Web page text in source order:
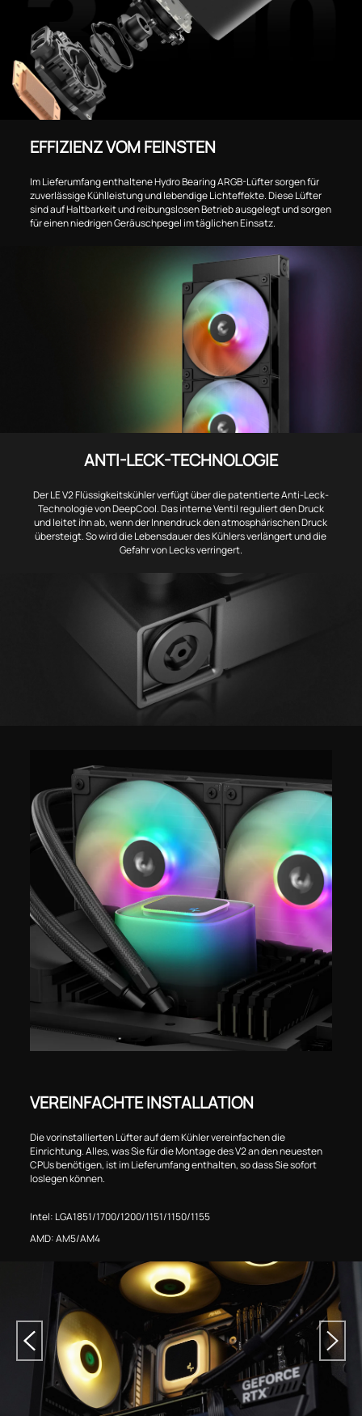
EFFIZIENZ VOM FEINSTEN
Im Lieferumfang enthaltene Hydro Bearing ARGB-Lüfter sorgen für
zuverlässige Kühlleistung und lebendige Lichteffekte. Diese Lüfter
sind auf Haltbarkeit und reibungslosen Betrieb ausgelegt und sorgen
für einen niedrigen Geräuschpegel im täglichen Einsatz.
ANTI-LECK-TECHNOLOGIE
Der LE V2 Flüssigkeitskühler verfügt über die patentierte Anti-Leck-
Technologie von DeepCool. Das interne Ventil reguliert den Druck
und leitet ihn ab, wenn der Innendruck den atmosphärischen Druck
übersteigt. So wird die Lebensdauer des Kühlers verlängert und die
Gefahr von Lecks verringert.
VEREINFACHTE INSTALLATION
Die vorinstallierten Lüfter auf dem Kühler vereinfachen die
Einrichtung. Alles, was Sie für die Montage des V2 an den neuesten
CPUs benötigen, ist im Lieferumfang enthalten, so dass Sie sofort
loslegen können.
Intel: LGA1851/1700/1200/1151/1150/1155
AMD: AM5/AM4